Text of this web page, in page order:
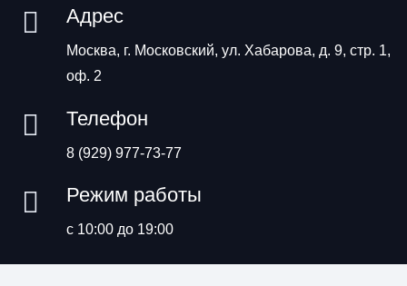
Адрес
Москва, г. Московский, ул. Хабарова, д. 9, стр. 1,
оф. 2
Телефон
8 (929) 977-73-77
Режим работы
с 10:00 до 19:00